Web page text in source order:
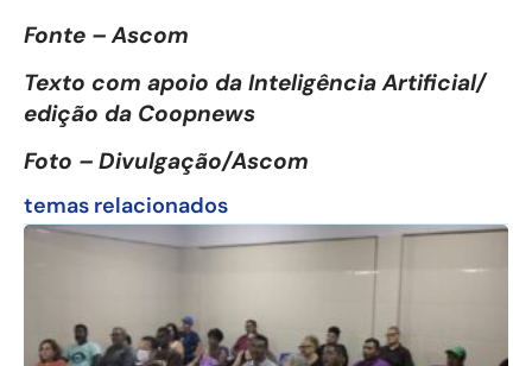
Fonte – Ascom
Texto com apoio da Inteligência Artificial/
edição da Coopnews
Foto – Divulgação/Ascom
temas relacionados